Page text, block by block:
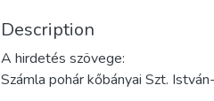
Description
A hirdetés szövege:
Számla pohár kőbányai Szt.